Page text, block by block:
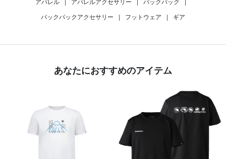
バックパックアクセサリー
| フットウェア | ギア
あなたにおすすめのアイテム